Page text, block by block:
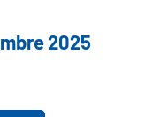
2025